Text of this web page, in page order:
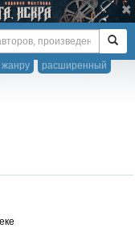
расширенный
жанру